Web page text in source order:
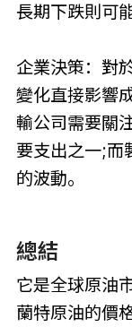
長期下跌則可
企業決策：對
變化直接影響
輸公司需要關
要支出之一;而
的波動。
總結
它是全球原油
蘭特原油的價